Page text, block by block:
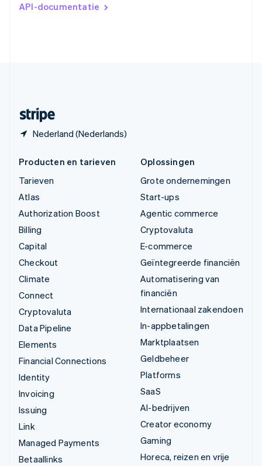
API-documentatie
Nederland (Nederlands)
English
Producten en tarieven
Tarieven
Atlas
Authorization Boost
Billing
Capital
Checkout
Climate
Connect
Cryptovaluta
Data Pipeline
Elements
Financial Connections
Identity
Invoicing
Issuing
Link
Managed Payments
Betaallinks
Oplossingen
Grote ondernemingen
Start-ups
Agentic commerce
Cryptovaluta
E-commerce
Geïntegreerde financiën
Automatisering van
financiën
Internationaal zakendoen
In-appbetalingen
Marktplaatsen
Geldbeheer
Platforms
SaaS
AI-bedrijven
Creator economy
Gaming
Horeca, reizen en vrije